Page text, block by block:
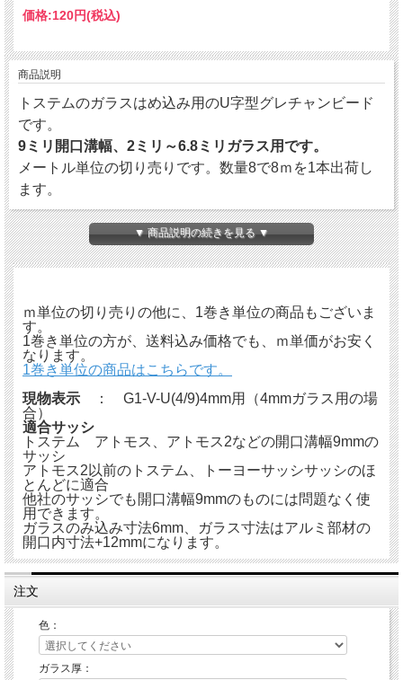
価格:120円(税込)
商品説明
トステムのガラスはめ込み用のU字型グレチャンビード
です。
9ミリ開口溝幅、2ミリ～6.8ミリガラス用です。
メートル単位の切り売りです。数量8で8ｍを1本出荷し
ます。
▼ 商品説明の続きを見る ▼
ｍ単位の切り売りの他に、1巻き単位の商品もございま
す。
1巻き単位の方が、送料込み価格でも、ｍ単価がお安く
なります。
1巻き単位の商品はこちらです。
現物表示 ： G1-V-U(4/9)4mm用（4mmガラス用の場
合）
適合サッシ
トステム アトモス、アトモス2などの開口溝幅9mmの
サッシ
アトモス2以前のトステム、トーヨーサッシサッシのほ
とんどに適合
他社のサッシでも開口溝幅9mmのものには問題なく使
用できます。
ガラスのみ込み寸法6mm、ガラス寸法はアルミ部材の
開口内寸法+12mmになります。
注文
色：
ガラス厚：